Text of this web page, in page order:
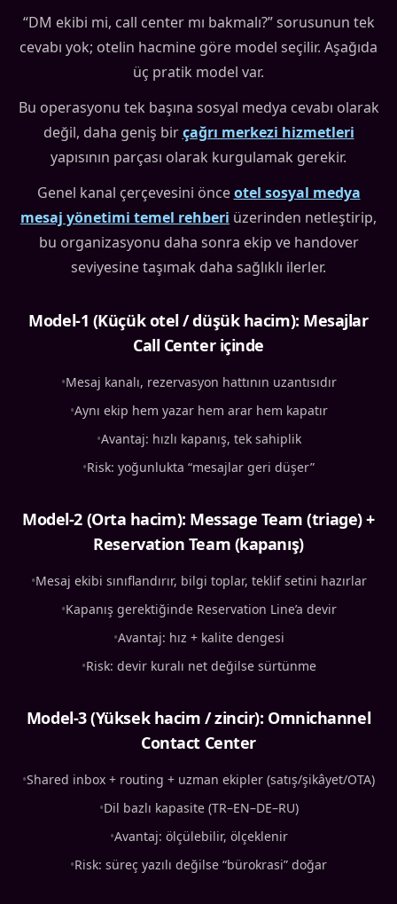
“DM ekibi mi, call center mı bakmalı?” sorusunun tek
cevabı yok; otelin hacmine göre model seçilir. Aşağıda
üç pratik model var.
Bu operasyonu tek başına sosyal medya cevabı olarak
değil, daha geniş birçağrı merkezi hizmetleri
yapısının parçası olarak kurgulamak gerekir.
Genel kanal çerçevesini önceotel sosyal medya
mesaj yönetimi temel rehberi üzerinden netleştirip,
bu organizasyonu daha sonra ekip ve handover
seviyesine taşımak daha sağlıklı ilerler.
Model-1 (Küçük otel / düşük hacim): Mesajlar
Call Center içinde
•Mesaj kanalı, rezervasyon hattının uzantısıdır
•Aynı ekip hem yazar hem arar hem kapatır
•Avantaj: hızlı kapanış, tek sahiplik
•Risk: yoğunlukta “mesajlar geri düşer”
Model-2 (Orta hacim): Message Team (triage) +
Reservation Team (kapanış)
•Mesaj ekibi sınıflandırır, bilgi toplar, teklif setini hazırlar
•Kapanış gerektiğinde Reservation Line’a devir
•Avantaj: hız + kalite dengesi
•Risk: devir kuralı net değilse sürtünme
Model-3 (Yüksek hacim / zincir): Omnichannel
Contact Center
•Shared inbox + routing + uzman ekipler (satış/şikâyet/OTA)
•Dil bazlı kapasite (TR–EN–DE–RU)
•Avantaj: ölçülebilir, ölçeklenir
•Risk: süreç yazılı değilse “bürokrasi” doğar